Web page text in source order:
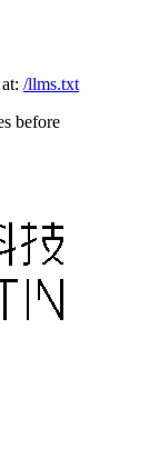
/llms.txt
before